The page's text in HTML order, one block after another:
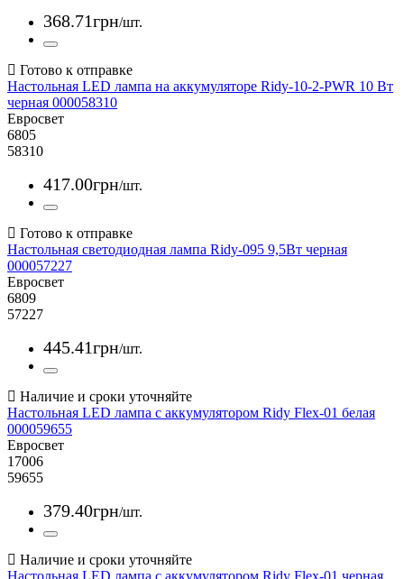
368.71грн/шт.
Настольная LED лампа на аккумуляторе Ridy-10-2-PWR 10 Вт
черная 000058310
Евросвет
6805
58310
417.00грн/шт.
Настольная светодиодная лампа Ridy-095 9,5Вт черная
000057227
Евросвет
6809
57227
445.41грн/шт.
Настольная LED лампа с аккумулятором Ridy Flex-01 белая
000059655
Евросвет
17006
59655
379.40грн/шт.